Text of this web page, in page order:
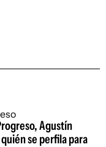
Agustín
se perfila para